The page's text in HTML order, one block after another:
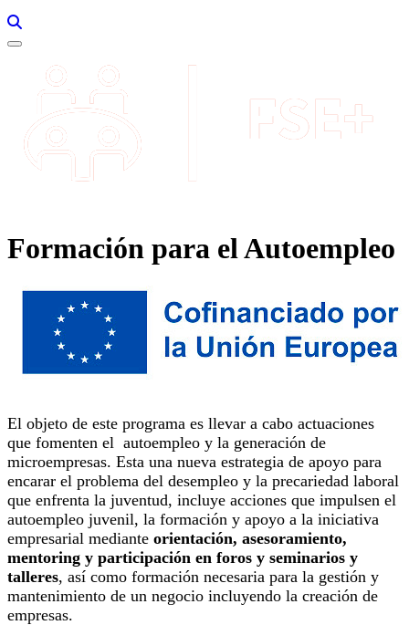
Formación para el Autoempleo
El objeto de este programa es llevar a cabo actuaciones
que fomenten el autoempleo y la generación de
microempresas. Esta una nueva estrategia de apoyo para
encarar el problema del desempleo y la precariedad laboral
que enfrenta la juventud, incluye acciones que impulsen el
autoempleo juvenil, la formación y apoyo a la iniciativa
empresarial mediante orientación, asesoramiento,
mentoring y participación en foros y seminarios y
talleres, así como formación necesaria para la gestión y
mantenimiento de un negocio incluyendo la creación de
empresas.